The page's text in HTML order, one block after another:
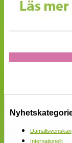
Damallsvenskan
Internationellt